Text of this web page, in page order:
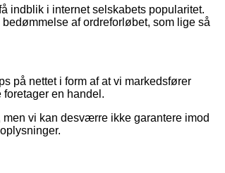
indblik i internet selskabets popularitet.
af ordreforløbet, som lige så
på nettet i form af at vi markedsfører
en handel.
vi kan desværre ikke garantere imod